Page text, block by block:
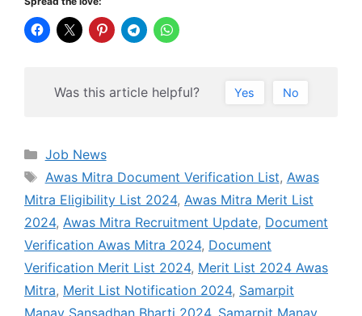
Was this article helpful? Yes No
Categories
Job News
Tags
Awas Mitra Document Verification List, Awas
Mitra Eligibility List 2024, Awas Mitra Merit List
2024, Awas Mitra Recruitment Update, Document
Verification Awas Mitra 2024, Document
Verification Merit List 2024, Merit List 2024 Awas
Mitra, Merit List Notification 2024, Samarpit